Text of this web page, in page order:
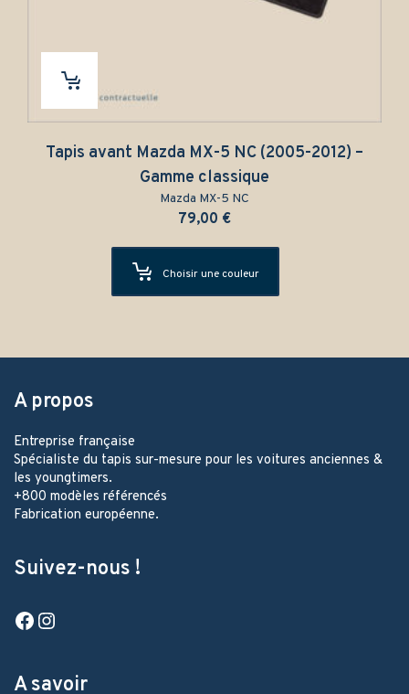
Tapis avant Mazda MX-5 NC (2005-2012) –
Gamme classique
Mazda MX-5 NC
79,00 €
Choisir une couleur
A propos
Entreprise française
Spécialiste du tapis sur-mesure pour les voitures anciennes &
les youngtimers.
+800 modèles référencés
Fabrication européenne.
Suivez-nous !
Facebook
A savoir